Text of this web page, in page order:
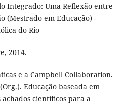
Integrado: Uma Reflexão entre
(Mestrado em Educação) -
do Rio
2014.
e a Campbell Collaboration.
Educação baseada em
científicos para a